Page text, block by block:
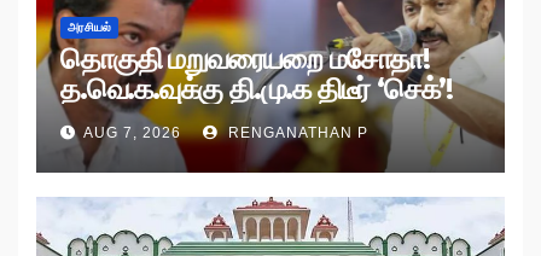
அரசியல்
தொகுதி மறுவரையறை மசோதா!
த.வெ.க.வுக்கு தி.மு.க திடீர் ‘செக்’!
AUG 7, 2026 RENGANATHAN P